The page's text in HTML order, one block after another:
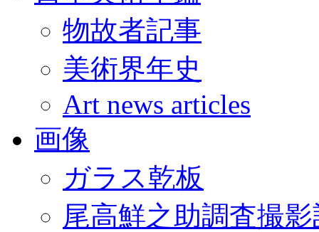
物故者記事
美術界年史
Art news articles
画像
ガラス乾板
尾高鮮之助調査撮